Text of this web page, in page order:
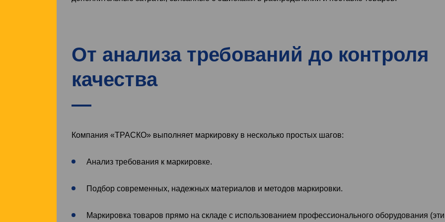
От анализа требований до контроля
качества
Компания «ТРАСКО» выполняет маркировку в несколько простых шагов:
Анализ требования к маркировке.
Подбор современных, надежных материалов и методов маркировки.
Маркировка товаров прямо на складе с использованием профессионального оборудования